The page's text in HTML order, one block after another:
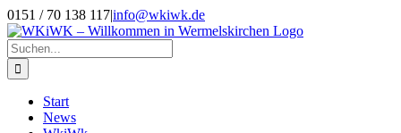
Zum
Inhalt
springen
0151 / 70 138 117|info@wkiwk.de
Suche
nach:
Start
News